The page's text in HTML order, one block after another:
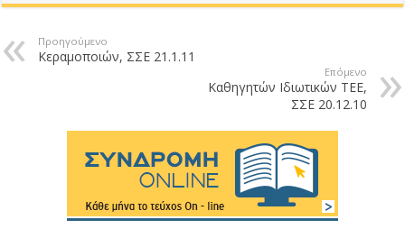
Προηγούμενο
Κεραμοποιών, ΣΣΕ 21.1.11
Επόμενο
Καθηγητών Ιδιωτικών ΤΕΕ,
ΣΣΕ 20.12.10